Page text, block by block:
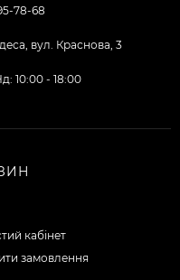
78-68
вул. Краснова, 3
10:00 - 18:00
кабінет
замовлення